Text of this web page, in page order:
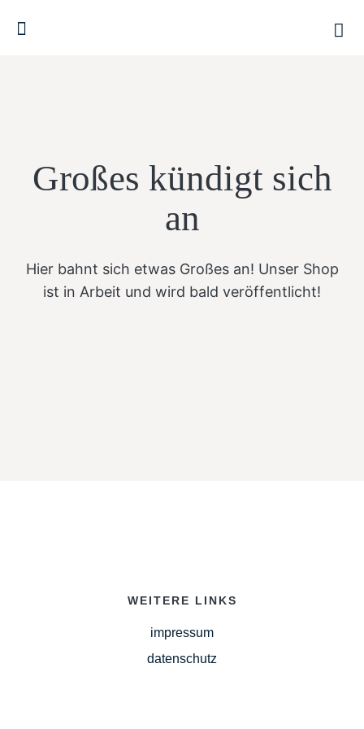
Großes kündigt sich
an
Hier bahnt sich etwas Großes an! Unser Shop
ist in Arbeit und wird bald veröffentlicht!
WEITERE LINKS
impressum
datenschutz